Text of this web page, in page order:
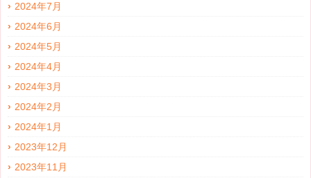
2024年7月
2024年6月
2024年5月
2024年4月
2024年3月
2024年2月
2024年1月
2023年12月
2023年11月